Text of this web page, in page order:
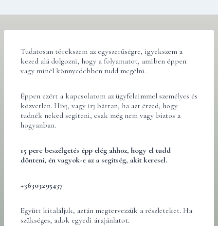
Tudatosan törekszem az egyszerűségre, igyekszem a
kezed alá dolgozni, hogy a folyamatot, amiben éppen
vagy minél könnyedebben tudd megélni.
Éppen ezért a kapcsolatom az ügyfeleimmel személyes és
közvetlen. Hívj, vagy írj bátran, ha azt érzed, hogy
tudnék neked segíteni, csak még nem vagy biztos a
hogyanban.
15 perc beszélgetés épp elég ahhoz, hogy el tudd
dönteni, én vagyok-e az a segítség, akit keresel.
+36303295437
Együtt kitaláljuk, aztán megtervezzük a részleteket. Ha
szükséges, adok egyedi árajánlatot.